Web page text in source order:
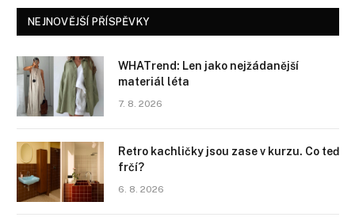
NEJNOVĚJŠÍ PŘÍSPĚVKY
WHATrend: Len jako nejžádanější
materiál léta
7. 8. 2026
Retro kachličky jsou zase v kurzu. Co teď
frčí?
6. 8. 2026